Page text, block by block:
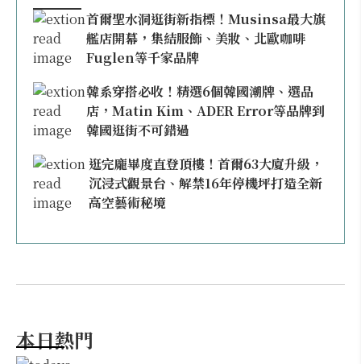
首爾聖水洞逛街新指標！Musinsa最大旗
艦店開幕，集結服飾、美妝、北歐咖啡
Fuglen等千家品牌
韓系穿搭必收！精選6個韓國潮牌、選品
店，Matin Kim、ADER Error等品牌到
韓國逛街不可錯過
逛完龐畢度直登頂樓！首爾63大廈升級，
沉浸式觀景台、解禁16年停機坪打造全新
高空藝術秘境
本日熱門